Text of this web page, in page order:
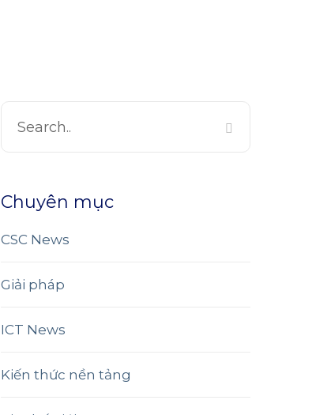
Chuyên mục
CSC News
Giải pháp
ICT News
Kiến thức nền tảng